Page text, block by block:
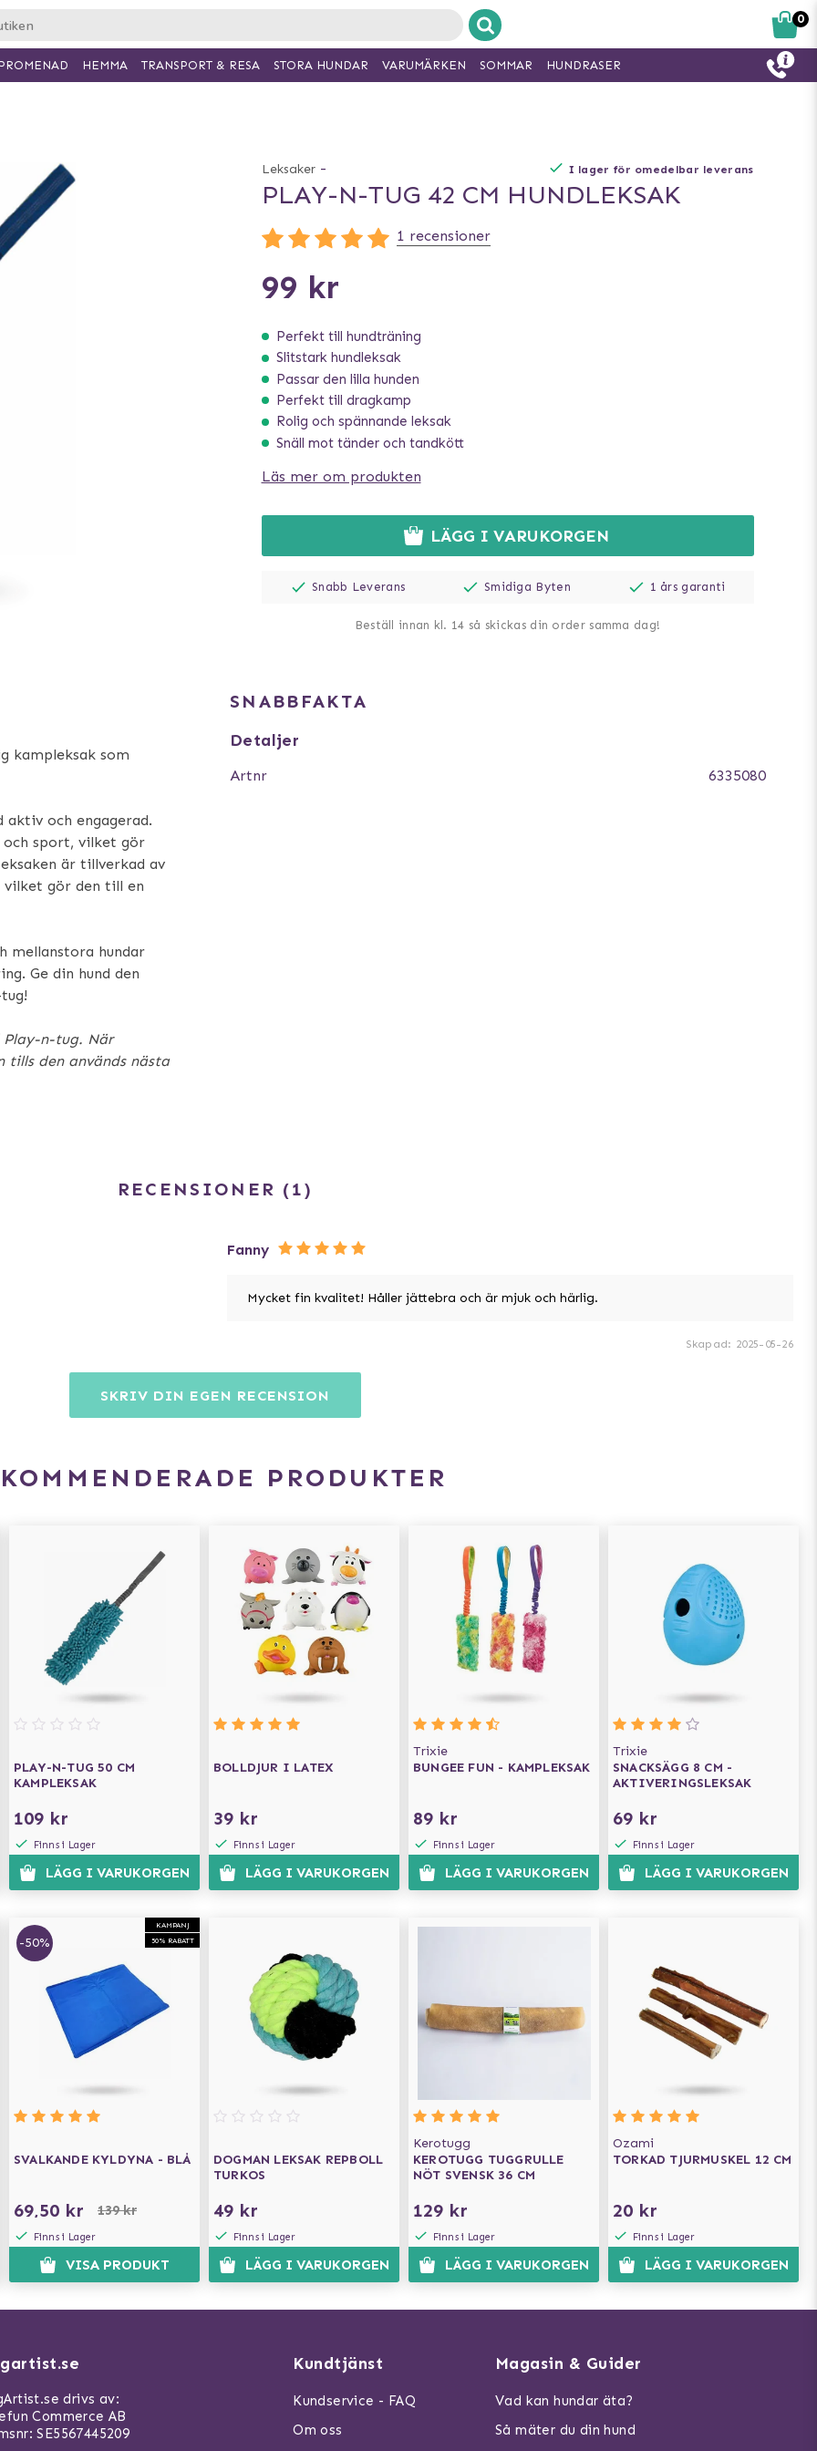
Leksaker - I lager för omedelbar leverans
PLAY-N-TUG 42 CM HUNDLEKSAK
1 recensioner
99 kr
Perfekt till hundträning
Slitstark hundleksak
Passar den lilla hunden
Perfekt till dragkamp
Rolig och spännande leksak
Snäll mot tänder och tandkött
Läs mer om produkten
LÄGG I VARUKORGEN
Snabb Leverans Smidiga Byten 1 års garanti
Beställ innan kl. 14 så skickas din order samma dag!
kampleksak som
och engagerad.
och sport, vilket gör
är tillverkad av
gör den till en
mellanstora hundar
Ge din hund den
n-tug. När
tills den används nästa
SNABBFAKTA
Detaljer
Artnr 6335080
RECENSIONER 1
Fanny
Mycket fin kvalitet! Håller jättebra och är mjuk och härlig.
Skapad: 2025-05-26
SKRIV DIN EGEN RECENSION
PRODUKTER
PLAY-N-TUG 50 CM
KAMPLEKSAK
109 kr
Finns i Lager
LÄGG I VARUKORGEN
BOLLDJUR I LATEX
39 kr
Finns i Lager
LÄGG I VARUKORGEN
Trixie
BUNGEE FUN - KAMPLEKSAK
89 kr
Finns i Lager
LÄGG I VARUKORGEN
Trixie
SNACKSÄGG 8 CM -
AKTIVERINGSLEKSAK
69 kr
Finns i Lager
LÄGG I VARUKORGEN
KAMPANJ
50% RABATT
-50%
SVALKANDE KYLDYNA - BLÅ
69,50 kr 139 kr
Finns i Lager
VISA PRODUKT
DOGMAN LEKSAK REPBOLL
TURKOS
49 kr
Finns i Lager
LÄGG I VARUKORGEN
Kerotugg
KEROTUGG TUGGRULLE
NÖT SVENSK 36 CM
129 kr
Finns i Lager
LÄGG I VARUKORGEN
Ozami
TORKAD TJURMUSKEL 12 CM
20 kr
Finns i Lager
LÄGG I VARUKORGEN
0
HEMMA TRANSPORT & RESA STORA HUNDAR VARUMÄRKEN SOMMAR HUNDRASER
drivs av:
Commerce AB
SE5567445209
Kundtjänst
Kundservice - FAQ
Om oss
Magasin & Guider
Vad kan hundar äta?
Så mäter du din hund